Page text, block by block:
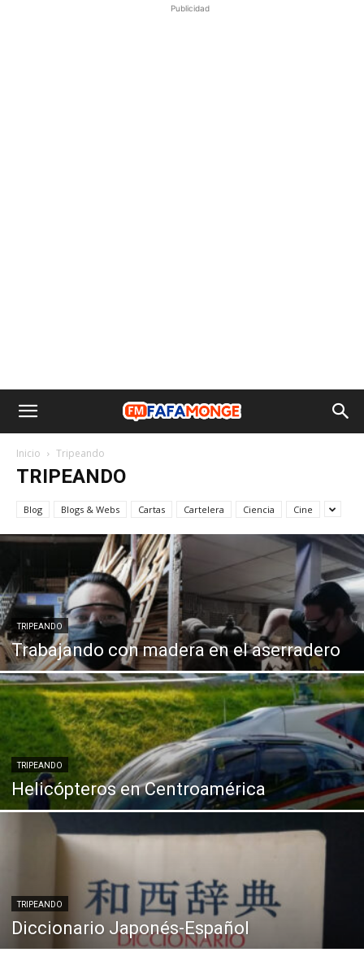
Publicidad
Inicio Tripeando
TRIPEANDO
Blog Blogs & Webs Cartas Cartelera Ciencia Cine
TRIPEANDO
Trabajando con madera en el aserradero
TRIPEANDO
Helicópteros en Centroamérica
TRIPEANDO
Diccionario Japonés-Español